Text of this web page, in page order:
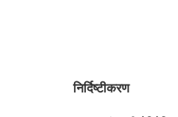
निर्दिष्टीकरण